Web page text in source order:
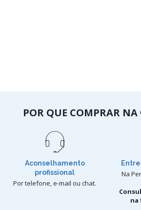
POR QUE COMPRAR NA
Aconselhamento
profissional
Por telefone, e-mail ou chat.
Na
na